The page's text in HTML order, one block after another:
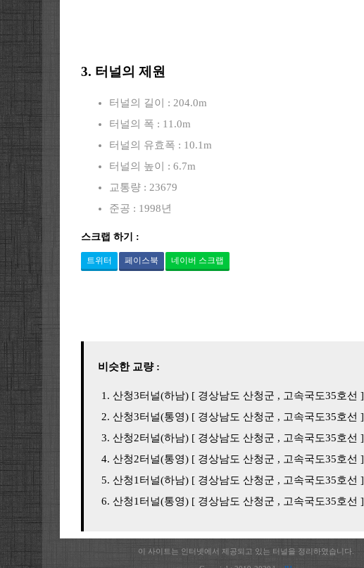
3. 터널의 제원
터널의 길이 : 204.0m
터널의 폭 : 11.0m
터널의 유효폭 : 10.1m
터널의 높이 : 6.7m
교통량 : 23679
준공 : 1998년
스크랩 하기 :
트위터 페이스북 네이버 스크랩
비슷한 교량 :
산청3터널(하남) [ 경상남도 산청군 , 고속국도35호선 ]
산청3터널(통영) [ 경상남도 산청군 , 고속국도35호선 ]
산청2터널(하남) [ 경상남도 산청군 , 고속국도35호선 ]
산청2터널(통영) [ 경상남도 산청군 , 고속국도35호선 ]
산청1터널(하남) [ 경상남도 산청군 , 고속국도35호선 ]
산청1터널(통영) [ 경상남도 산청군 , 고속국도35호선 ]
이 사이트는 인터넷에서 제공되고 있는 터널을 정리하였습니다.